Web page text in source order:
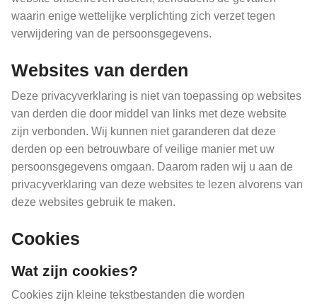
waarin enige wettelijke verplichting zich verzet tegen
verwijdering van de persoonsgegevens.
Websites van derden
Deze privacyverklaring is niet van toepassing op websites
van derden die door middel van links met deze website
zijn verbonden. Wij kunnen niet garanderen dat deze
derden op een betrouwbare of veilige manier met uw
persoonsgegevens omgaan. Daarom raden wij u aan de
privacyverklaring van deze websites te lezen alvorens van
deze websites gebruik te maken.
Cookies
Wat zijn cookies?
Cookies zijn kleine tekstbestanden die worden